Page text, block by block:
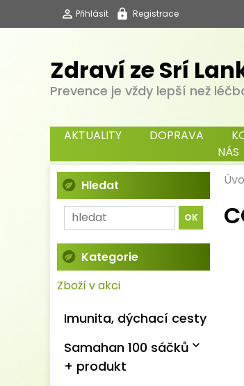
Přihlásit Registrace
Zdraví ze Srí
Prevence je vždy lepší než
AKTUALITY DOPRAVA
NÁS
Hledat
Kategorie
Zboží v akci
Imunita, dýchací cesty
Samahan 100 sáčků
+ produkt
expand_more